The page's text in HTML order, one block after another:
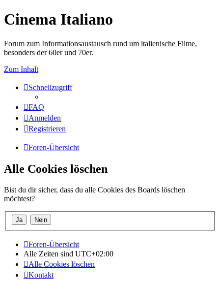
Cinema Italiano
Forum zum Informationsaustausch rund um italienische Filme,
besonders der 60er und 70er.
Zum Inhalt
Schnellzugriff
FAQ
Anmelden
Registrieren
Foren-Übersicht
Alle Cookies löschen
Bist du dir sicher, dass du alle Cookies des Boards löschen
möchtest?
Foren-Übersicht
Alle Zeiten sind UTC+02:00
Alle Cookies löschen
Kontakt